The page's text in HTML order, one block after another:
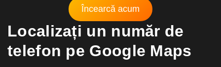
Încearcă acum
Localizați un număr de
telefon pe Google Maps